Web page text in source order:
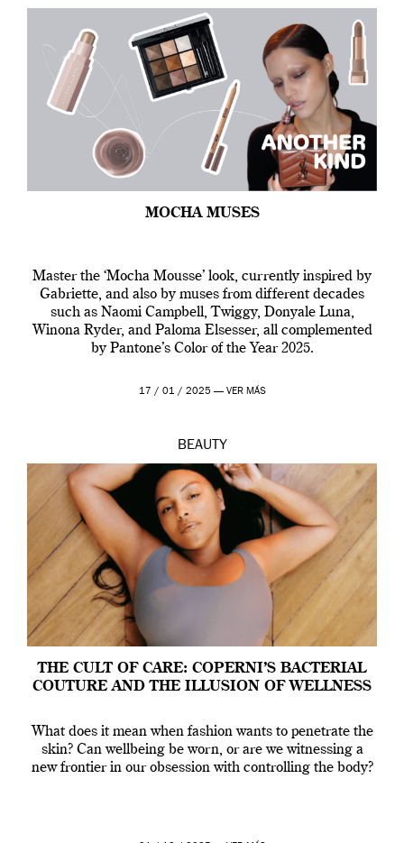
MOCHA MUSES
Master the ‘Mocha Mousse’ look, currently inspired by
Gabriette, and also by muses from different decades
such as Naomi Campbell, Twiggy, Donyale Luna,
Winona Ryder, and Paloma Elsesser, all complemented
by Pantone’s Color of the Year 2025.
17 / 01 / 2025 — VER MÁS
BEAUTY
THE CULT OF CARE: COPERNI’S BACTERIAL
COUTURE AND THE ILLUSION OF WELLNESS
What does it mean when fashion wants to penetrate the
skin? Can wellbeing be worn, or are we witnessing a
new frontier in our obsession with controlling the body?